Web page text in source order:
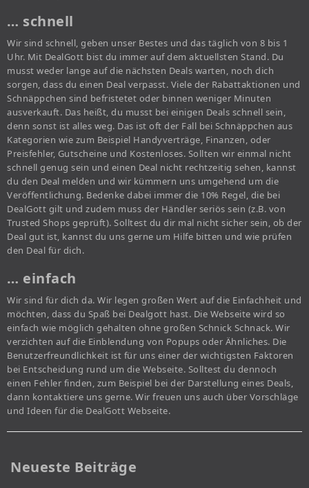
… schnell
Wir sind schnell, geben unser Bestes und das täglich von 8 bis 1
Uhr. Mit DealGott bist du immer auf dem aktuellsten Stand. Du
musst weder lange auf die nächsten Deals warten, noch dich
sorgen, dass du einen Deal verpasst. Viele der Rabattaktionen und
Schnäppchen sind befristetet oder binnen weniger Minuten
ausverkauft. Das heißt, du musst bei einigen Deals schnell sein,
denn sonst ist alles weg. Das ist oft der Fall bei Schnäppchen aus
Kategorien wie zum Beispiel Handyverträge, Finanzen, oder
Preisfehler, Gutscheine und Kostenloses. Sollten wir einmal nicht
schnell genug sein und einen Deal nicht rechtzeitig sehen, kannst
du den Deal melden und wir kümmern uns umgehend um die
Veröffentlichung. Bedenke dabei immer die 10% Regel, die bei
DealGott gilt und zudem muss der Händler seriös sein (z.B. von
Trusted Shops geprüft). Solltest du dir mal nicht sicher sein, ob der
Deal gut ist, kannst du uns gerne um Hilfe bitten und wie prüfen
den Deal für dich.
… einfach
Wir sind für dich da. Wir legen großen Wert auf die Einfachheit und
möchten, dass du Spaß bei Dealgott hast. Die Webseite wird so
einfach wie möglich gehalten ohne großen Schnick Schnack. Wir
verzichten auf die Einblendung von Popups oder Ähnliches. Die
Benutzerfreundlichkeit ist für uns einer der wichtigsten Faktoren
bei Entscheidung rund um die Webseite. Solltest du dennoch
einen Fehler finden, zum Beispiel bei der Darstellung eines Deals,
dann kontaktiere uns gerne. Wir freuen uns auch über Vorschläge
und Ideen für die DealGott Webseite.
Neueste Beiträge